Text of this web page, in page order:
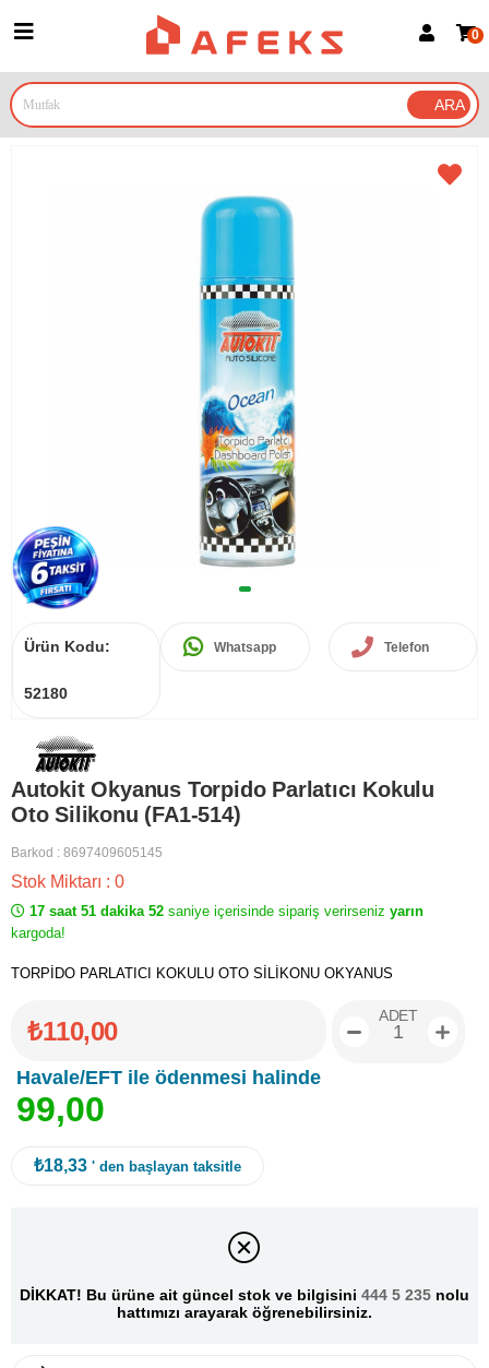
Google İle Bağlan
0
Ürün Kodu:
52180
Whatsapp Telefon
Autokit Okyanus Torpido Parlatıcı Kokulu
Oto Silikonu (FA1-514)
Barkod : 8697409605145
Stok Miktarı : 0
17 saat 51 dakika 52 saniye içerisinde sipariş verirseniz yarın
kargoda!
TORPİDO PARLATICI KOKULU OTO SİLİKONU OKYANUS
₺110,00
Havale/EFT ile ödenmesi halinde
99,00
ADET
₺18,33 ' den başlayan taksitle
DİKKAT! Bu ürüne ait güncel stok ve bilgisini 444 5 235 nolu
hattımızı arayarak öğrenebilirsiniz.